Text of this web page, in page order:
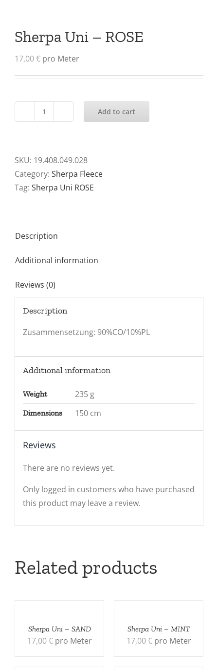
Sherpa Uni – ROSE
17,00€ pro Meter
Sherpa
ROSE
quantity
Add to cart
SKU: 19.408.049.028
Category: Sherpa Fleece
Tag: Sherpa Uni ROSE
Description
Additional information
Reviews (0)
Description
Zusammensetzung: 90%CO/10%PL
Additional information
Weight 235 g
Dimensions 150 cm
Reviews
There are no reviews yet.
Only logged in customers who have purchased
this product may leave a review.
Related products
Sherpa Uni – SAND
17,00€ pro Meter
Sherpa Uni – MINT
17,00€ pro Meter